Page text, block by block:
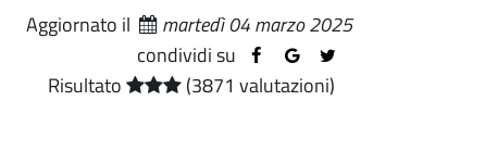
Aggiornato il
martedì 04 marzo 2025
condividi su
Risultato
(3871 valutazioni)